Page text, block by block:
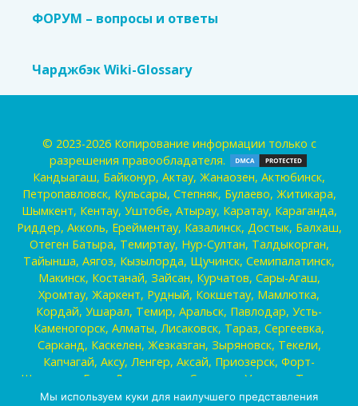
ФОРУМ – вопросы и ответы
Чарджбэк Wiki-Glossary
© 2023-2026 Копирование информации только с
разрешения правообладателя.
Кандыагаш, Байконур, Актау, Жанаозен, Актюбинск,
Петропавловск, Кульсары, Степняк, Булаево, Житикара,
Шымкент, Кентау, Уштобе, Атырау, Каратау, Караганда,
Риддер, Акколь, Ерейментау, Казалинск, Достык, Балхаш,
Отеген Батыра, Темиртау, Нур-Султан, Талдыкорган,
Тайынша, Аягоз, Кызылорда, Щучинск, Семипалатинск,
Макинск, Костанай, Зайсан, Курчатов, Сары-Агаш,
Хромтау, Жаркент, Рудный, Кокшетау, Мамлютка,
Кордай, Ушарал, Темир, Аральск, Павлодар, Усть-
Каменогорск, Алматы, Лисаковск, Тараз, Сергеевка,
Сарканд, Каскелен, Жезказган, Зыряновск, Текели,
Капчагай, Аксу, Ленгер, Аксай, Приозерск, Форт-
Шевченко, Есик, Державинск, Сатпаев , Уральск, Талгар,
Аркалык, Абай, Жанатас, Туркестан, Серебрянск,
Мы используем куки для наилучшего представления